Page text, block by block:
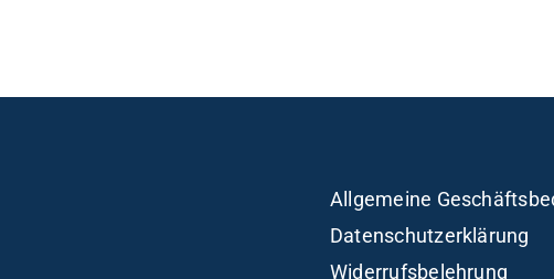
Allgemeine
Datenschutzerklärung
Widerrufsbelehrung